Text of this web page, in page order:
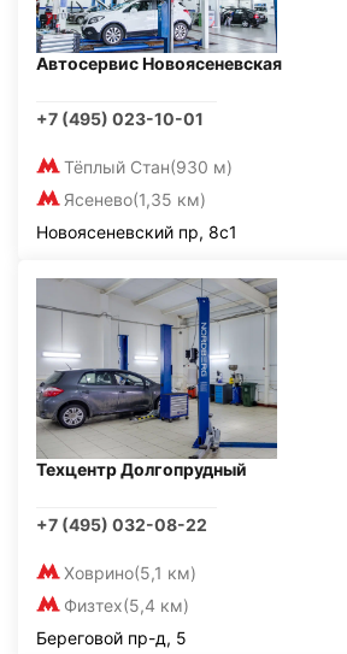
Автосервис Новоясеневская
+7 (495) 023-10-01
Тёплый Стан(930 м)
Ясенево(1,35 км)
Новоясеневский пр, 8с1
Техцентр Долгопрудный
+7 (495) 032-08-22
Ховрино(5,1 км)
Физтех(5,4 км)
Береговой пр-д, 5